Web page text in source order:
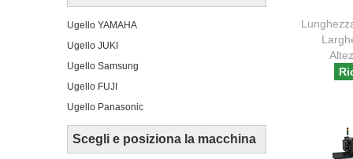
Ugello YAMAHA
Ugello JUKI
Ugello Samsung
Ugello FUJI
Ugello Panasonic
Scegli e posiziona la macchina